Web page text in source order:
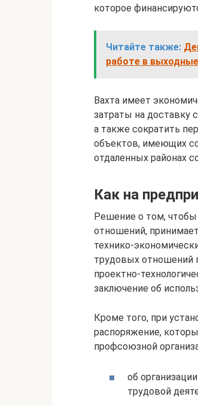
которое
Читайте также:
работе в
Вахта имеет
затраты на доставку
а также сократить
объектов, имеющих
отдаленных районах
Как на
Решение о том,
отношений,
технико-
трудовых отношений
проектно-
заключение об
Кроме того, при
распоряжение,
профсоюзной
об
трудовой